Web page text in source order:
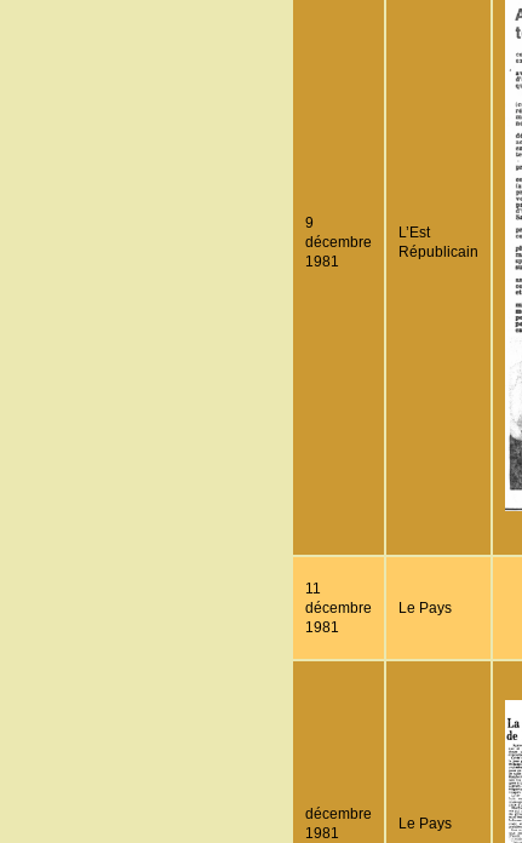
9
décembre
1981
L’Est
Républicain
11
décembre
1981
Le Pays
décembre
1981
Le Pays